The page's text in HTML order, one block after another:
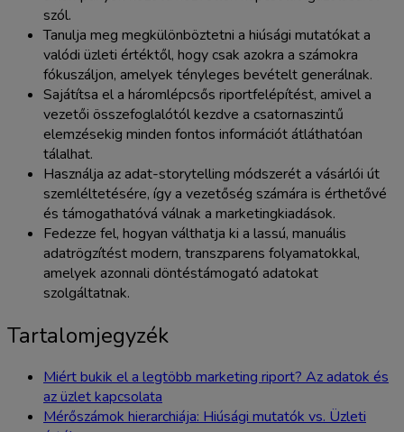
szól.
Tanulja meg megkülönböztetni a hiúsági mutatókat a
valódi üzleti értéktől, hogy csak azokra a számokra
fókuszáljon, amelyek tényleges bevételt generálnak.
Sajátítsa el a háromlépcsős riportfelépítést, amivel a
vezetői összefoglalótól kezdve a csatornaszintű
elemzésekig minden fontos információt átláthatóan
tálalhat.
Használja az adat-storytelling módszerét a vásárlói út
szemléltetésére, így a vezetőség számára is érthetővé
és támogathatóvá válnak a marketingkiadások.
Fedezze fel, hogyan válthatja ki a lassú, manuális
adatrögzítést modern, transzparens folyamatokkal,
amelyek azonnali döntéstámogató adatokat
szolgáltatnak.
Tartalomjegyzék
Miért bukik el a legtöbb marketing riport? Az adatok és
az üzlet kapcsolata
Mérőszámok hierarchiája: Hiúsági mutatók vs. Üzleti